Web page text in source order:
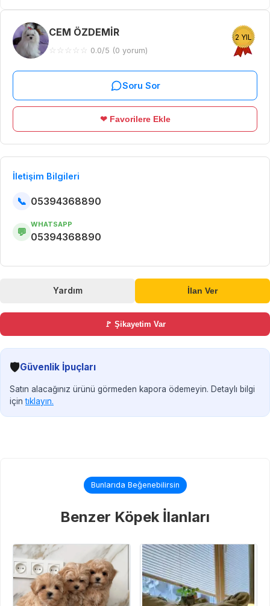
CEM ÖZDEMİR
☆ ☆ ☆ ☆ ☆ 0.0/5 (0 yorum)
2 YIL
Soru Sor
❤ Favorilere Ekle
İletişim Bilgileri
📞 05394368890
💬
WHATSAPP
05394368890
Yardım İlan Ver
🚩 Şikayetim Var
🛡️Güvenlik İpuçları
Satın alacağınız ürünü görmeden kapora ödemeyin. Detaylı bilgi
içintıklayın.
Bunlarıda Beğenebilirsin
Benzer Köpek İlanları